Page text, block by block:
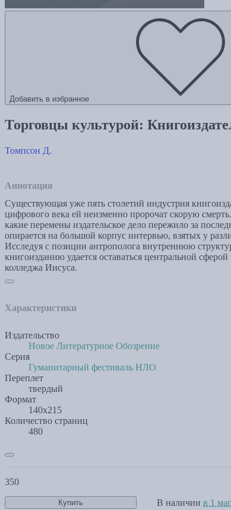
Добавить в избранное
Торговцы культурой:
Томпсон Д.
Аннотация
Существующая уже пять столетий индустрия
цифрового века ей неизменно пророчат скорую
какие перемены издательское дело пережило за
опирается на большой корпус интервью, взятых у
Исследуя с позиции антрополога внутреннюю
книгоизданию удается оставаться центральной
колледжа Иисуса.
Характеристики
Издательство
Новое Литературное Обозрение
Серия
Гуманитарный фестиваль НЛО
Переплет
твердый
Формат
140х215
Количество страниц
480
350
Купить В наличии в 1